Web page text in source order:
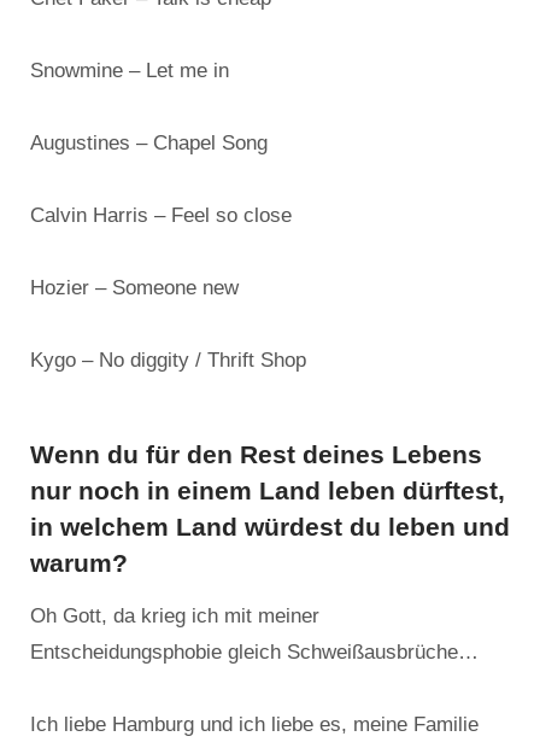
Snowmine – Let me in
Augustines – Chapel Song
Calvin Harris – Feel so close
Hozier – Someone new
Kygo – No diggity / Thrift Shop
Wenn du für den Rest deines Lebens
nur noch in einem Land leben dürftest,
in welchem Land würdest du leben und
warum?
Oh Gott, da krieg ich mit meiner
Entscheidungsphobie gleich Schweißausbrüche…
Ich liebe Hamburg und ich liebe es, meine Familie